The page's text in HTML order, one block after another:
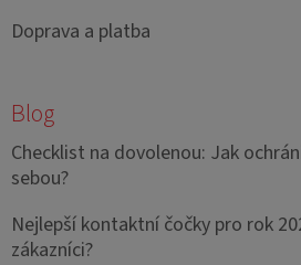
Doprava a platba
Blog
Checklist na dovolenou: Jak
sebou?
Nejlepší kontaktní čočky pro rok
zákazníci?